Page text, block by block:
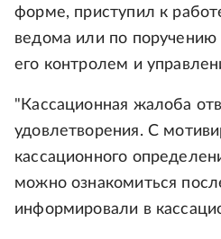
форме, приступил к
ведома или по поручению
его контролем и
"Кассационная жалоба
удовлетворения. С
кассационного
можно ознакомиться
информировали в